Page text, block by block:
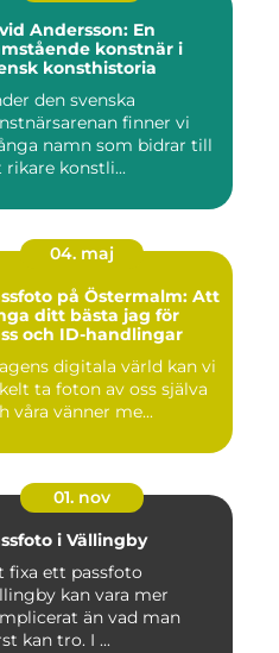
Andersson: En
konstnär i
konsthistoria
den svenska
finner vi
namn som bidrar till
rikare konstli...
04. maj
på Östermalm: Att
ditt bästa jag för
och ID-handlingar
digitala värld kan vi
ta foton av oss själva
våra vänner me...
01. nov
i Vällingby
fixa ett passfoto
kan vara mer
än vad man
kan tro. I ...